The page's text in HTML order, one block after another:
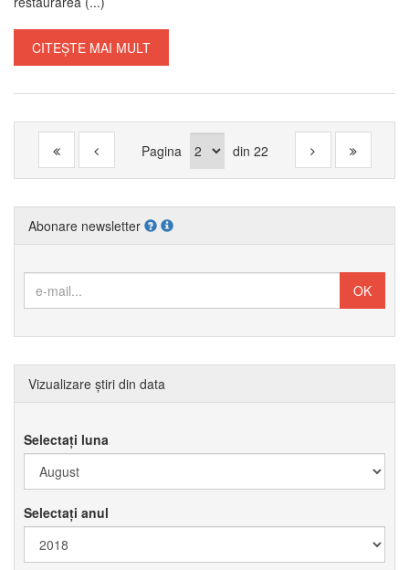
CITEȘTE MAI MULT
Pagina din 22
Abonare newsletter
Vizualizare știri din data
Selectați luna
Selectați anul